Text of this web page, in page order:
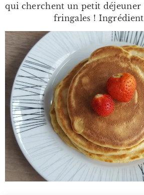
qui cherchent un petit déjeuner
fringales !